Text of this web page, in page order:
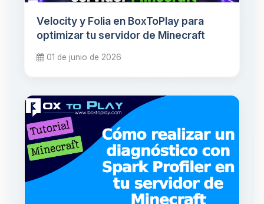
Velocity y Folia en BoxToPlay para
optimizar tu servidor de Minecraft
01 de junio de 2026